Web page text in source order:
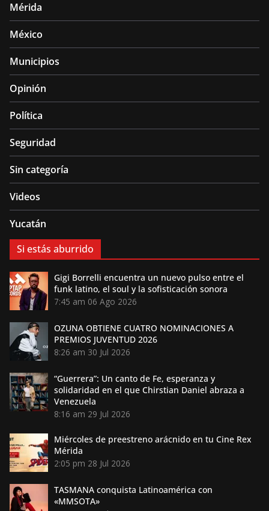
Mérida
México
Municipios
Opinión
Política
Seguridad
Sin categoría
Videos
Yucatán
Si estás aburrido
Gigi Borrelli encuentra un nuevo pulso entre el
funk latino, el soul y la sofisticación sonora
7:45 am 06 Ago 2026
OZUNA OBTIENE CUATRO NOMINACIONES A
PREMIOS JUVENTUD 2026
8:26 am 30 Jul 2026
“Guerrera”: Un canto de Fe, esperanza y
solidaridad en el que Chirstian Daniel abraza a
Venezuela
8:16 am 29 Jul 2026
Miércoles de preestreno arácnido en tu Cine Rex
Mérida
2:05 pm 28 Jul 2026
TASMANA conquista Latinoamérica con
«MMSOTA»